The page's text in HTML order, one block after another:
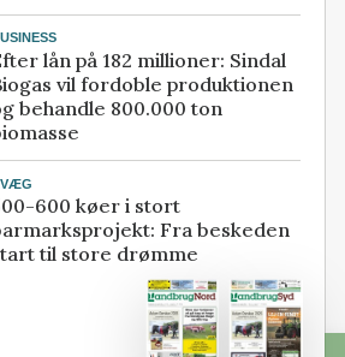
lån på 182 millioner: Sindal
vil fordoble produktionen
behandle 800.000 ton
600 køer i stort
Fra beskeden
til store drømme